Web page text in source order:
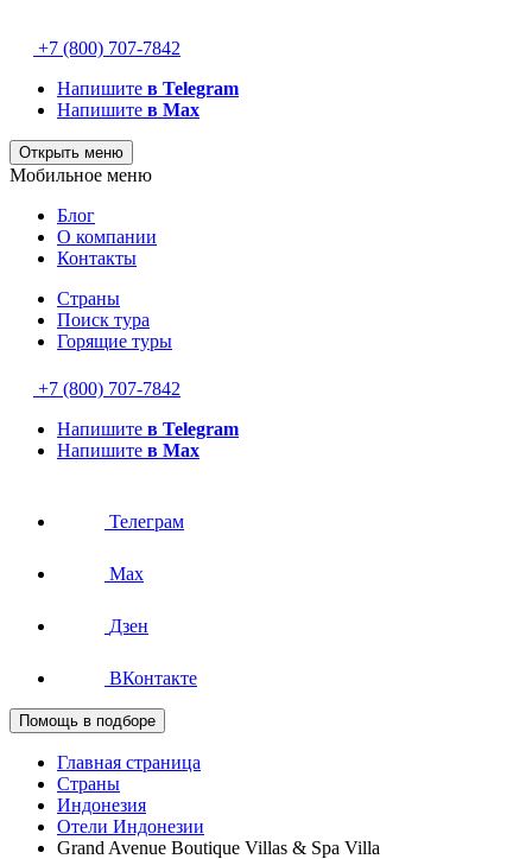
+7 (800) 707-7842
Напишите в Telegram
Напишите в Max
Открыть меню
Мобильное меню
Блог
О компании
Контакты
Страны
Поиск тура
Горящие туры
+7 (800) 707-7842
Напишите в Telegram
Напишите в Max
Телеграм
Max
Дзен
ВКонтакте
Помощь в подборе
Главная страница
Страны
Индонезия
Отели Индонезии
Grand Avenue Boutique Villas & Spa Villa